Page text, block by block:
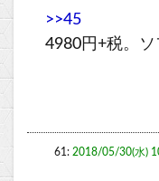
>>45
4980円+税。ソ
61: 2018/05/30(水)